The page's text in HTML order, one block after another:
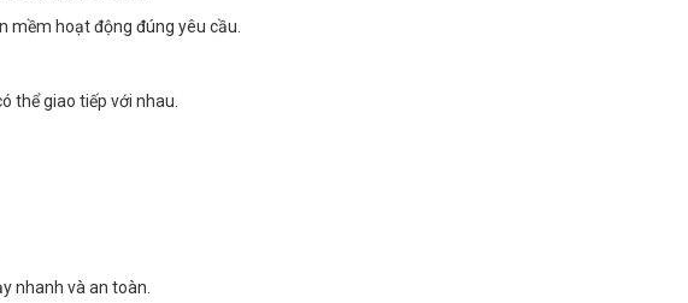
mềm hoạt động đúng yêu cầu.
thể giao tiếp với nhau.
nhanh và an toàn.